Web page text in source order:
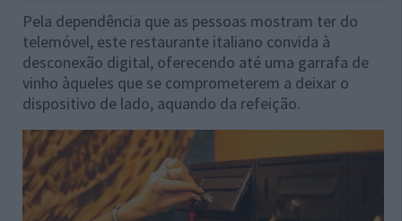
Pela dependência que as pessoas mostram ter do
telemóvel, este restaurante italiano convida à
desconexão digital, oferecendo até uma garrafa de
vinho àqueles que se comprometerem a deixar o
dispositivo de lado, aquando da refeição.